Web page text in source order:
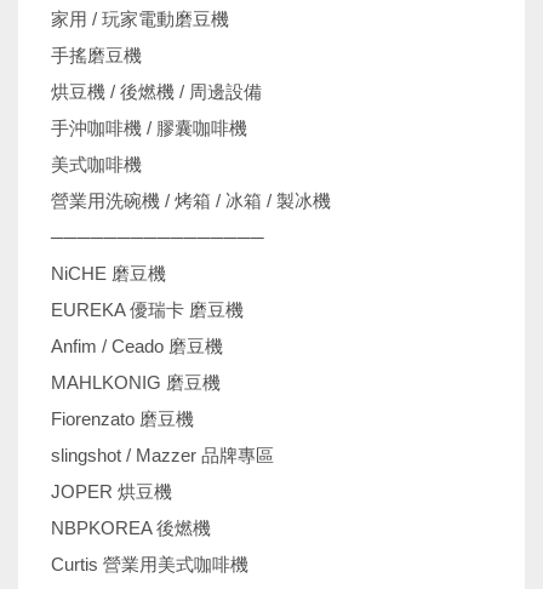
家用 / 玩家電動磨豆機
手搖磨豆機
烘豆機 / 後燃機 / 周邊設備
手沖咖啡機 / 膠囊咖啡機
美式咖啡機
營業用洗碗機 / 烤箱 / 冰箱 / 製冰機
────────────────
NiCHE 磨豆機
EUREKA 優瑞卡 磨豆機
Anfim / Ceado 磨豆機
MAHLKONIG 磨豆機
Fiorenzato 磨豆機
slingshot / Mazzer 品牌專區
JOPER 烘豆機
NBPKOREA 後燃機
Curtis 營業用美式咖啡機